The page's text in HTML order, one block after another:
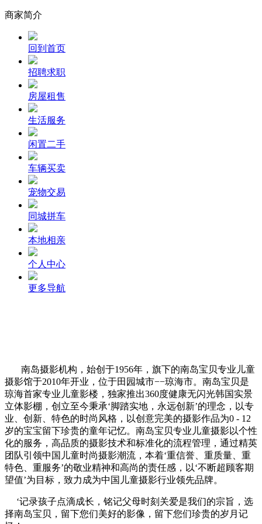
商家简介
回到首页
招聘求职
房屋租售
生活服务
闲置二手
车辆买卖
宠物交易
同城拼车
本地相亲
个人中心
更多导航
南岛摄影机构，始创于1956年，旗下的南岛宝贝专业儿童
摄影馆于2010年开业，位于田园城市−−琼海市。南岛宝贝是
琼海首家专业儿童影楼，独家推出360度健康无闪光韩国实景
立体影棚，创立至今秉承‘脚踏实地，永远创新’的理念，以专
业、创新、特色的时尚风格，以创意完美的摄影作品为0 - 12
岁的宝宝留下珍贵的童年记忆。南岛宝贝专业儿童摄影以个性
化的服务，高品质的摄影技术和标准化的流程管理，通过精英
团队引领中国儿童时尚摄影潮流，本着‘重信誉、重质量、重
特色、重服务’的敬业精神和高尚的责任感，以‘不断超顾客期
望值’为目标，致力成为中国儿童摄影行业领先品牌。
‘记录孩子点滴成长，铭记父母时刻关爱是我们的宗旨，选
择南岛宝贝，留下您们美好的影像，留下您们珍贵的岁月记